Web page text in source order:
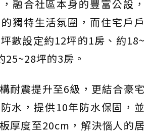
融合社區本身的豐富公設，
獨特生活氛圍，而住宅戶戶
數設定約12坪的1房、約18~
25~28坪的3房。
耐震提升至6級，更結合豪宅
水，提供10年防水保固，並
厚度至20cm，解決惱人的居